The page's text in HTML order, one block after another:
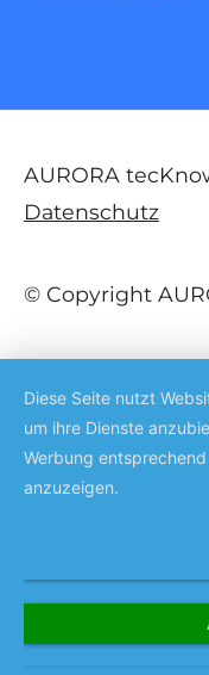
AURORA
Datenschutz
© Copyright
Diese Seite nutzt
um ihre Dienste
Werbung
anzuzeigen.